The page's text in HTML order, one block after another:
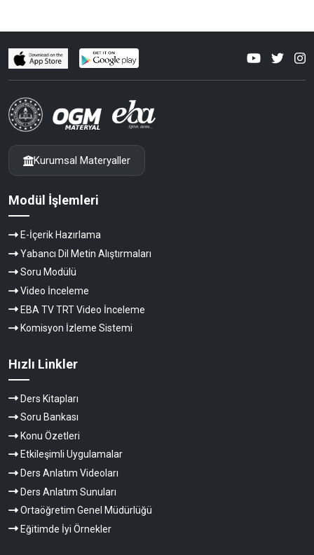
Kurumsal Materyaller
Modül İşlemleri
E-İçerik Hazırlama
Yabancı Dil Metin Alıştırmaları
Soru Modülü
Video İnceleme
EBA TV TRT Video İnceleme
Komisyon İzleme Sistemi
Hızlı Linkler
Ders Kitapları
Soru Bankası
Konu Özetleri
Etkileşimli Uygulamalar
Ders Anlatım Videoları
Ders Anlatım Sunuları
Ortaöğretim Genel Müdürlüğü
Eğitimde İyi Örnekler